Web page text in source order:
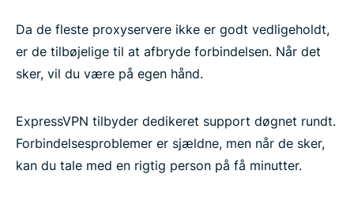
Da de fleste proxyservere ikke er godt vedligeholdt,
er de tilbøjelige til at afbryde forbindelsen. Når det
sker, vil du være på egen hånd.
ExpressVPN tilbyder dedikeret support døgnet rundt.
Forbindelsesproblemer er sjældne, men når de sker,
kan du tale med en rigtig person på få minutter.